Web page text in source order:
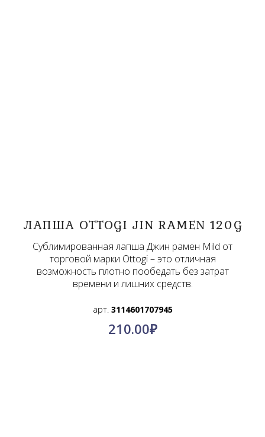
ЛАПША OTTOGI JIN RAMEN 120G
Сублимированная лапша Джин рамен Mild от
торговой марки Ottogi – это отличная
возможность плотно пообедать без затрат
времени и лишних средств.
арт. 3114601707945
210.00₽